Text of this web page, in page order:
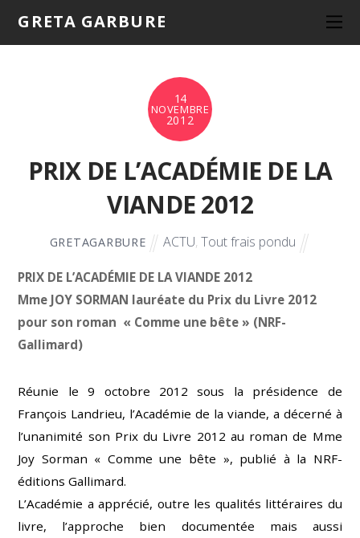
GRETA GARBURE
14
NOVEMBRE
2012
PRIX DE L’ACADÉMIE DE LA
VIANDE 2012
GRETAGARBURE ACTU, Tout frais pondu
PRIX DE L’ACADÉMIE DE LA VIANDE 2012
Mme JOY SORMAN lauréate du Prix du Livre 2012
pour son roman « Comme une bête » (NRF-
Gallimard)
Réunie le 9 octobre 2012 sous la présidence de
François Landrieu, l’Académie de la viande, a décerné à
l’unanimité son Prix du Livre 2012 au roman de Mme
Joy Sorman « Comme une bête », publié à la NRF-
éditions Gallimard.
L’Académie a apprécié, outre les qualités littéraires du
livre, l’approche bien documentée mais aussi